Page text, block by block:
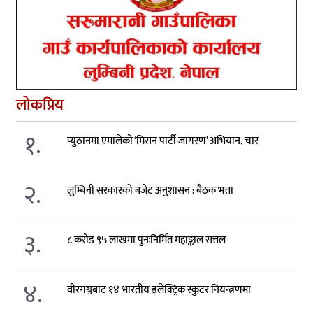
लोकप्रिय
१. प्युठानमा एमालेको ‘मिसन पार्टी जागरण’ अभियान, चार
२. लुम्बिनी सरकारको बजेट अनुशासन : बैठक भत्ता
३. ८ करोड ९५ लाखमा पुनःनिर्मित महाङ्काल सत्तल
४. वीरगञ्जबाट १४ भारतीय इलेक्ट्रिक स्कुटर नियन्त्रणमा